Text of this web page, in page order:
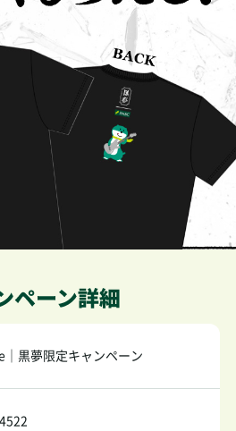
｜黒夢限定キャンペーン